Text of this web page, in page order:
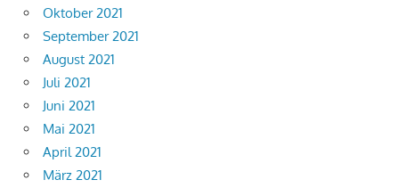
Oktober 2021
September 2021
August 2021
Juli 2021
Juni 2021
Mai 2021
April 2021
März 2021